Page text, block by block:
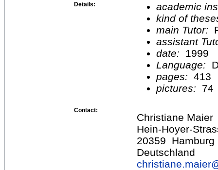
Details:
academic
kind of
main Tutor:
assistant
date:
1999
Language:
pages: 413
pictures:
74
Contact:
Christiane Maier
Hein-Hoyer-
20359 Hamburg
Deutschland